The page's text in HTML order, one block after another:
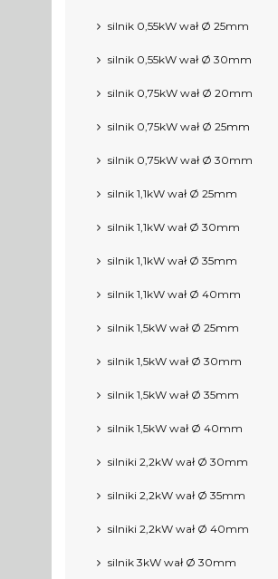
silnik 0,55kW wał Ø 25mm
silnik 0,55kW wał Ø 30mm
silnik 0,75kW wał Ø 20mm
silnik 0,75kW wał Ø 25mm
silnik 0,75kW wał Ø 30mm
silnik 1,1kW wał Ø 25mm
silnik 1,1kW wał Ø 30mm
silnik 1,1kW wał Ø 35mm
silnik 1,1kW wał Ø 40mm
silnik 1,5kW wał Ø 25mm
silnik 1,5kW wał Ø 30mm
silnik 1,5kW wał Ø 35mm
silnik 1,5kW wał Ø 40mm
silniki 2,2kW wał Ø 30mm
silniki 2,2kW wał Ø 35mm
silniki 2,2kW wał Ø 40mm
silnik 3kW wał Ø 30mm